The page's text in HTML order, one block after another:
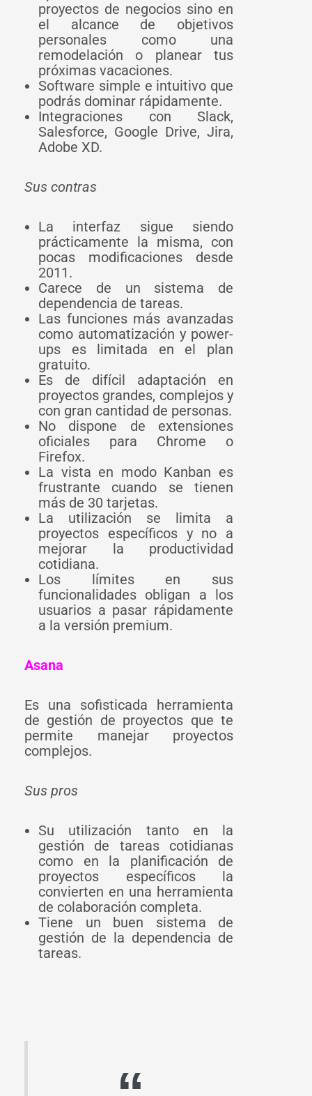
proyectos de negocios sino en
el alcance de objetivos
personales como una
remodelación o planear tus
próximas vacaciones.
Software simple e intuitivo que
podrás dominar rápidamente.
Integraciones con Slack,
Salesforce, Google Drive, Jira,
Adobe XD.
Sus contras
La interfaz sigue siendo
prácticamente la misma, con
pocas modificaciones desde
2011.
Carece de un sistema de
dependencia de tareas.
Las funciones más avanzadas
como automatización y power-
ups es limitada en el plan
gratuito.
Es de difícil adaptación en
proyectos grandes, complejos y
con gran cantidad de personas.
No dispone de extensiones
oficiales para Chrome o
Firefox.
La vista en modo Kanban es
frustrante cuando se tienen
más de 30 tarjetas.
La utilización se limita a
proyectos específicos y no a
mejorar la productividad
cotidiana.
Los límites en sus
funcionalidades obligan a los
usuarios a pasar rápidamente
a la versión premium.
Asana
Es una sofisticada herramienta
de gestión de proyectos que te
permite manejar proyectos
complejos.
Sus pros
Su utilización tanto en la
gestión de tareas cotidianas
como en la planificación de
proyectos específicos la
convierten en una herramienta
de colaboración completa.
Tiene un buen sistema de
gestión de la dependencia de
tareas.